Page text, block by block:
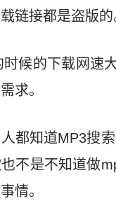
链接都是盗版
时候的下载网速
求。
都知道MP3搜
不是不知道做
情。